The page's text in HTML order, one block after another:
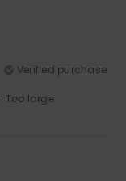
Verified purchase
: Too large